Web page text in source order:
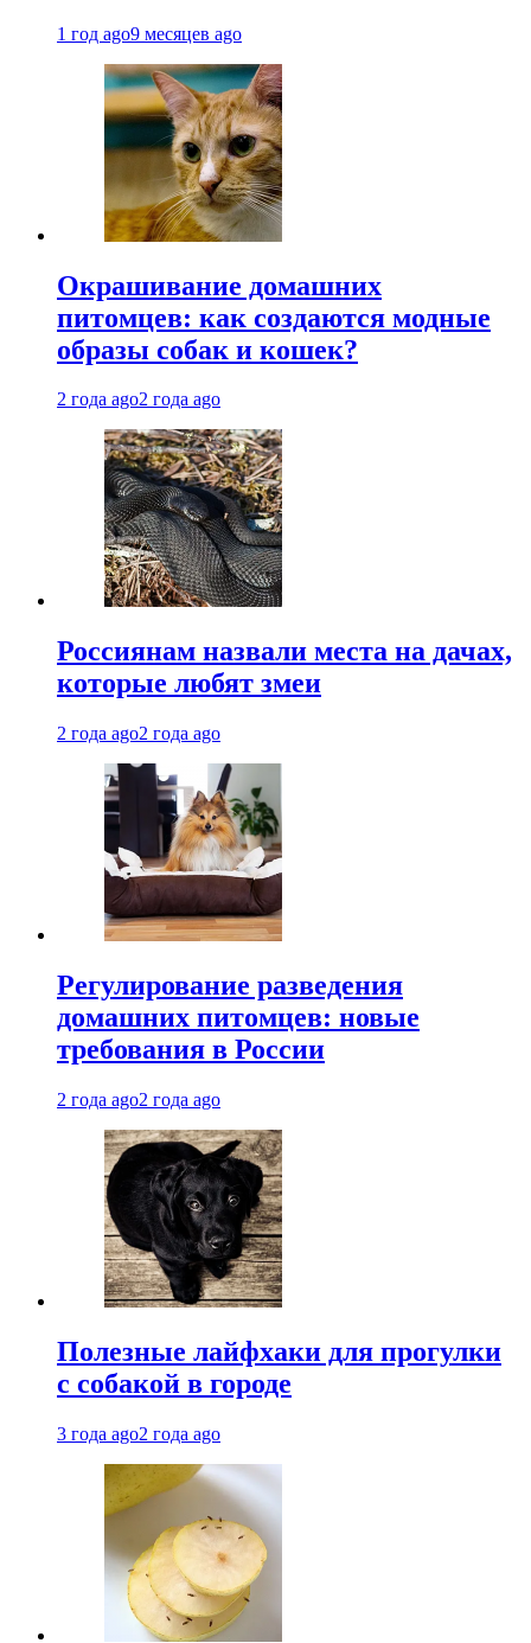
1 год ago9 месяцев ago
Окрашивание домашних
питомцев: как создаются модные
образы собак и кошек?
2 года ago2 года ago
Россиянам назвали места на дачах,
которые любят змеи
2 года ago2 года ago
Регулирование разведения
домашних питомцев: новые
требования в России
2 года ago2 года ago
Полезные лайфхаки для прогулки
с собакой в городе
3 года ago2 года ago